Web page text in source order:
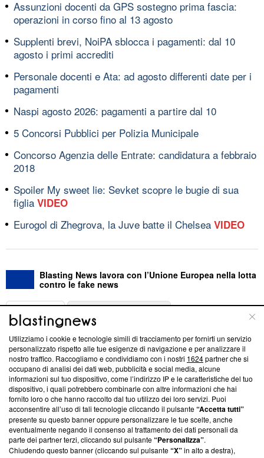
Assunzioni docenti da GPS sostegno prima fascia:
operazioni in corso fino al 13 agosto
Supplenti brevi, NoiPA sblocca i pagamenti: dal 10
agosto i primi accrediti
Personale docenti e Ata: ad agosto differenti date per i
pagamenti
Naspi agosto 2026: pagamenti a partire dal 10
5 Concorsi Pubblici per Polizia Municipale
Concorso Agenzia delle Entrate: candidatura a febbraio
2018
Spoiler My sweet lie: Sevket scopre le bugie di sua
figlia VIDEO
Eurogol di Zhegrova, la Juve batte il Chelsea VIDEO
Blasting News lavora con l’Unione Europea nella lotta
contro le fake news
ABOUT
Questa sezione offre informazioni trasparenti su Blasting
News, sui nostri processi editoriali e su come ci impegniamo a
creare news di qualità. Inoltre, afferma la nostra aderenza a
‘Trust Project - News with Integrity’Blasting News non è
ancora membro del programma, ma ha richiesto di farne
parte; Trust Project non ha ancora effettuato una verifica di
conformità agli standard.
Su di noi
Utilizziamo i cookie e tecnologie simili di tracciamento per fornirti un servizio
personalizzato rispetto alle tue esigenze di navigazione e per analizzare il
nostro traffico. Raccogliamo e condividiamo con i nostri 1624partner che si
occupano di analisi dei dati web, pubblicità e social media, alcune
informazioni sul tuo dispositivo, come l’indirizzo IP e le caratteristiche del tuo
dispositivo, i quali potrebbero combinarle con altre informazioni che hai
fornito loro o che hanno raccolto dal tuo utilizzo dei loro servizi. Puoi
acconsentire all’uso di tali tecnologie cliccando il pulsante“Accetta tutti”
presente su questo banner oppure personalizzare le tue scelte, anche
eventualmente negando il consenso al trattamento dei dati personali da
parte dei partner terzi, cliccando sul pulsante“Personalizza”.
Chiudendo questo banner (cliccando sul pulsante“X”in alto a destra),